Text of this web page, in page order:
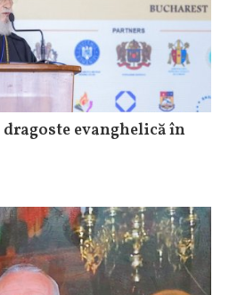
evanghelică în